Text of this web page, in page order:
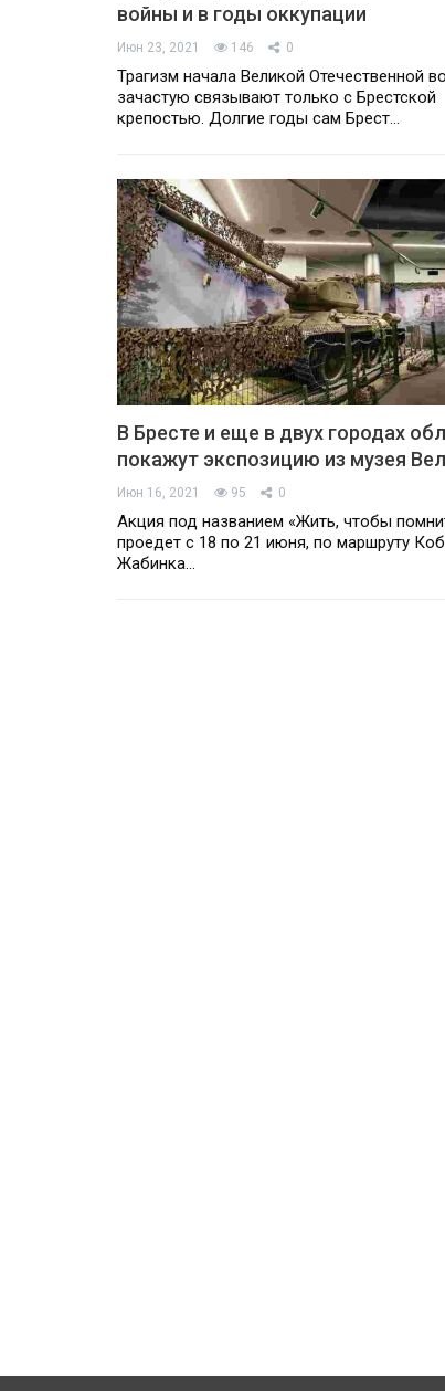
войны и в годы оккупации
Июн 23, 2021 146 0
Трагизм начала Великой Отечественной
зачастую связывают только с Брестской
крепостью. Долгие годы сам Брест…
В Бресте и еще в двух городах
покажут экспозицию из музея
Июн 16, 2021 95 0
Акция под названием «Жить, чтобы
проедет с 18 по 21 июня, по маршруту
Жабинка…